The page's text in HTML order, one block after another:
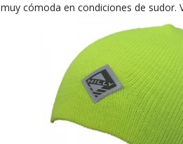
cómoda en condiciones de sudor.